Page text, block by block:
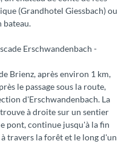
(Grandhotel Giessbach) ou
bateau.
Erschwandenbach -
Brienz, après environ 1 km,
le passage sous la route,
d'Erschwandenbach. La
à droite sur un sentier
pont, continue jusqu'à la fin
travers la forêt et le long d'un